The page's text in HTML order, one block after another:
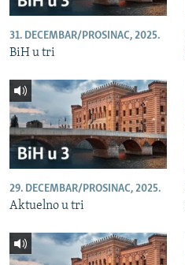
31. DECEMBAR/PROSINAC, 2025.
BiH u tri
29. DECEMBAR/PROSINAC, 2025.
Aktuelno u tri